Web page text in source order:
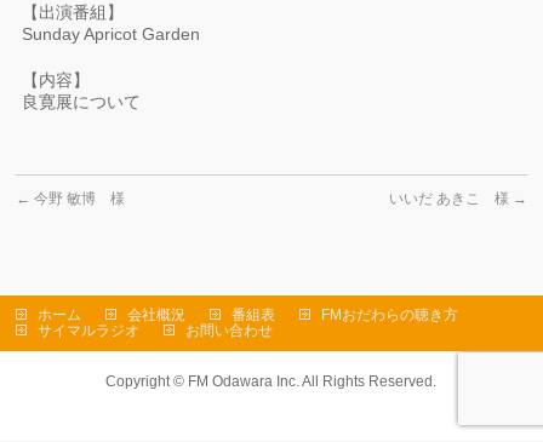
【出演番組】
Sunday Apricot Garden
【内容】
良寛展について
← 今野 敏博 様 いいだ あきこ 様 →
ホーム 会社概況 番組表
FMおだわらの聴き方
サイマルラジオ
お問い合わせ
Copyright © FM Odawara Inc. All Rights Reserved.